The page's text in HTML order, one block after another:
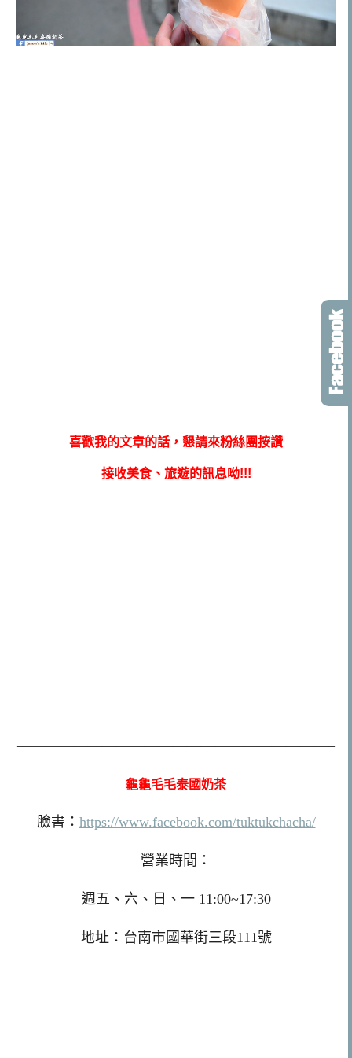
喜歡我的文章的話，懇請來粉絲團按讚
接收美食、旅遊的訊息呦!!!
——————————————————————–
龜龜毛毛泰國奶茶
臉書： https://www.facebook.com/tuktukchacha/
營業時間：
週五、六、日、一 11:00~17:30
地址：台南市國華街三段111號